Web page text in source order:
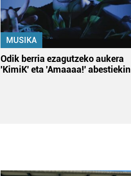
MUSIKA
Odik berria ezagutzeko aukera
'KimiK' eta 'Amaaaa!' abestiekin